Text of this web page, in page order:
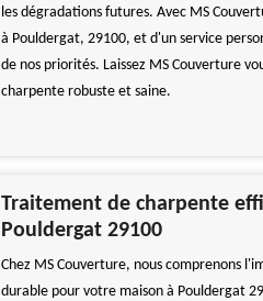
les dégradations futures. Avec MS
à Pouldergat, 29100, et d'un service
de nos priorités. Laissez MS Couverture
charpente robuste et saine.
Traitement de charpente
Pouldergat 29100
Chez MS Couverture, nous comprenons
durable pour votre maison à Pouldergat